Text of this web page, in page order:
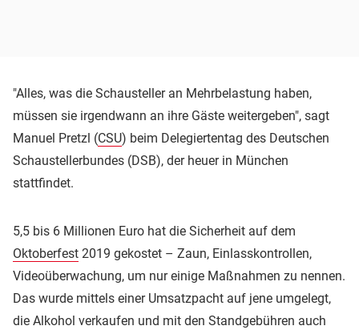
"Alles, was die Schausteller an Mehrbelastung haben,
müssen sie irgendwann an ihre Gäste weitergeben", sagt
Manuel Pretzl (CSU) beim Delegiertentag des Deutschen
Schaustellerbundes (DSB), der heuer in München
stattfindet.
5,5 bis 6 Millionen Euro hat die Sicherheit auf dem
Oktoberfest 2019 gekostet – Zaun, Einlasskontrollen,
Videoüberwachung, um nur einige Maßnahmen zu nennen.
Das wurde mittels einer Umsatzpacht auf jene umgelegt,
die Alkohol verkaufen und mit den Standgebühren auch